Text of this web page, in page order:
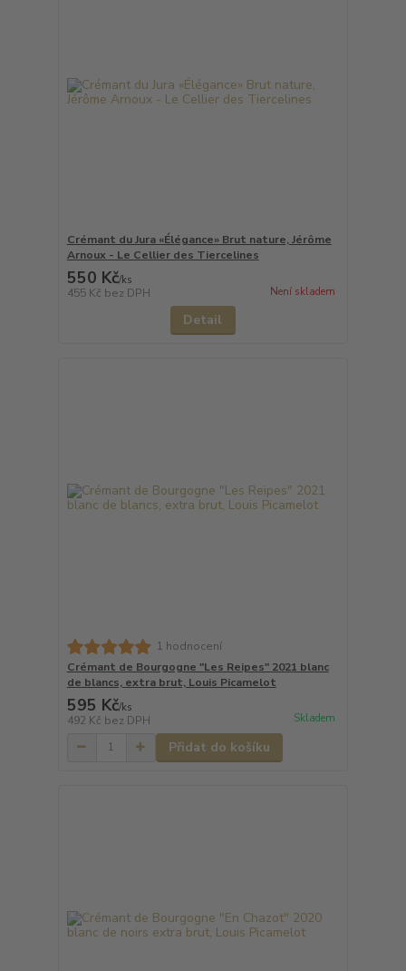
Crémant du Jura «Élégance» Brut nature, Jérôme
Arnoux - Le Cellier des Tiercelines
550 Kč/ks
455 Kč bez DPH Není skladem
Detail
1 hodnocení
Crémant de Bourgogne "Les Reipes" 2021 blanc
de blancs, extra brut, Louis Picamelot
595 Kč/ks
492 Kč bez DPH Skladem
Přidat do košíku